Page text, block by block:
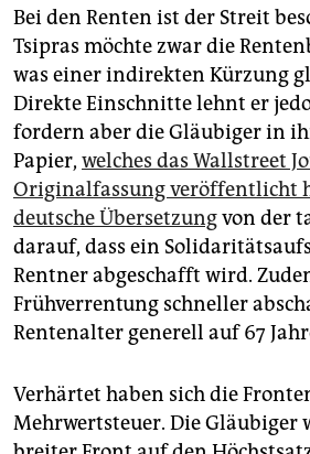
Bei den Renten ist der Streit
Tsipras möchte zwar die
was einer indirekten Kürzung
Direkte Einschnitte lehnt er
fordern aber die Gläubiger in
Papier, welches das Wallstreet
Originalfassung veröffentlicht
deutsche Übersetzungvon der
darauf, dass ein
Rentner abgeschafft wird.
Frühverrentung schneller
Rentenalter generell auf 67
Verhärtet haben sich die
Mehrwertsteuer. Die Gläubiger